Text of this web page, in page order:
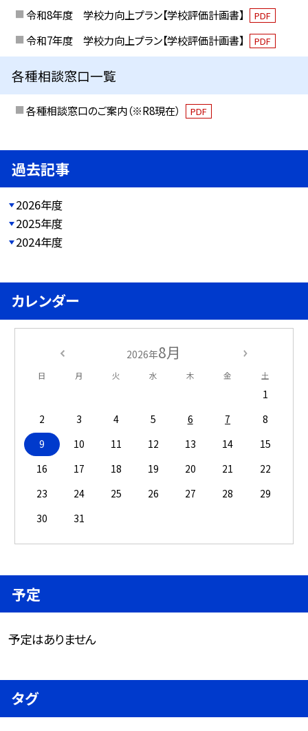
令和8年度 学校力向上プラン【学校評価計画書】 PDF
令和7年度 学校力向上プラン【学校評価計画書】 PDF
各種相談窓口一覧
各種相談窓口のご案内（※R8現在） PDF
過去記事
2026年度
2025年度
2024年度
カレンダー
2026年8月
日 月 火 水 木 金 土
1
2
3 4 5 6 7
8
9
10 11 12 13 14
15
16
17 18 19 20 21
22
23
24 25 26 27 28
29
30
31
予定
予定はありません
タグ